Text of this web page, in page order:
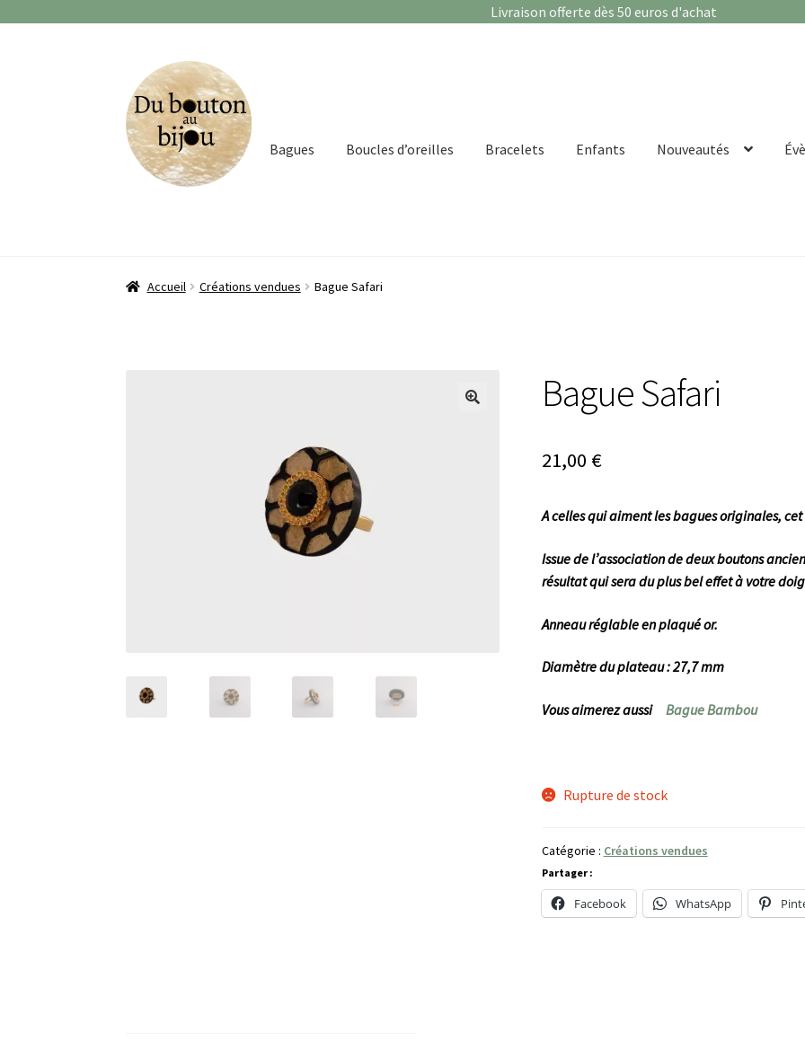
Livraison offerte dès 50 euros d'achat
Aller
à
la
navigation
Aller
au
contenu
Bagues Boucles d’oreilles Bracelets Enfants Nouveautés
Accueil Créations vendues Bague Safari
Bague Safari
21,00 €
A celles qui aiment les bagues originales,
Issue de l’association de deux boutons
résultat qui sera du plus bel effet à votre
Anneau réglable en plaqué or.
Diamètre du plateau : 27,7 mm
Vous aimerez aussi Bague Bambou
Rupture de stock
Catégorie : Créations vendues
Partager :
Facebook WhatsApp